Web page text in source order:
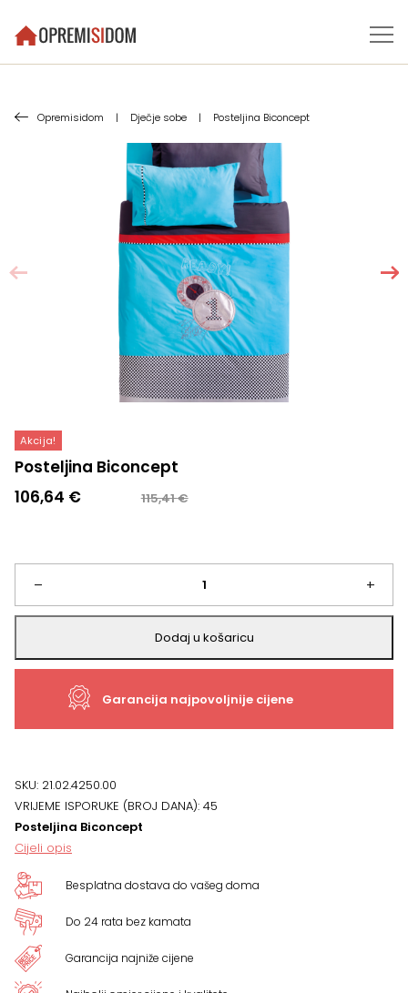
Opremisidom | Dječje sobe | Posteljina Biconcept
Akcija!
Posteljina Biconcept
115,41€
Izvorna
je:
115,41 €.
106,64 €
Trenutna
106,64 €.
–
Posteljina
Biconcept
količina
+
Dodaj u košaricu
Garancija najpovoljnije cijene
SKU: 21.02.4250.00
VRIJEME ISPORUKE (BROJ DANA): 45
Posteljina Biconcept
Cijeli opis
Besplatna dostava do vašeg doma
Do 24 rata bez kamata
Garancija najniže cijene